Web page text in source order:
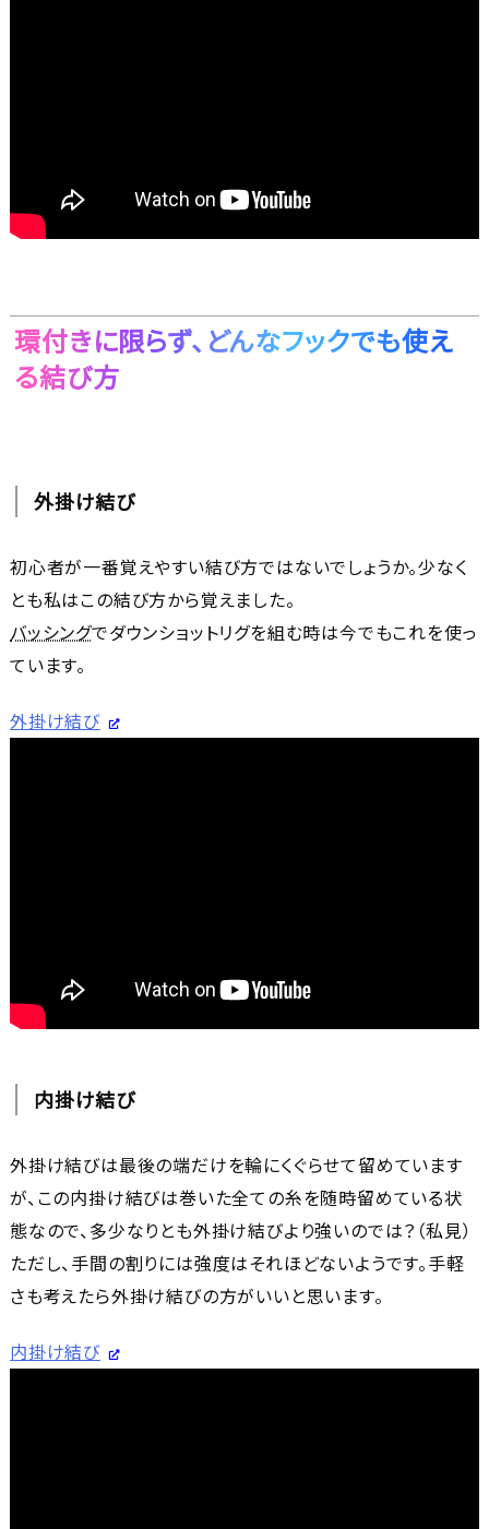
環付きに限らず、どんなフックでも使え
る結び方
外掛け結び
初心者が一番覚えやすい結び方ではないでしょうか。少なく
とも私はこの結び方から覚えました。
バッシングでダウンショットリグを組む時は今でもこれを使っ
ています。
外掛け結び
内掛け結び
外掛け結びは最後の端だけを輪にくぐらせて留めています
が、この内掛け結びは巻いた全ての糸を随時留めている状
態なので、多少なりとも外掛け結びより強いのでは？（私見）
ただし、手間の割りには強度はそれほどないようです。手軽
さも考えたら外掛け結びの方がいいと思います。
内掛け結び